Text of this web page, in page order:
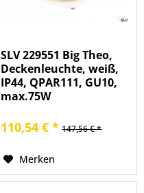
SLV 229551 Big Theo,
Deckenleuchte, weiß,
IP44, QPAR111, GU10,
max.75W
110,54 € * 147,56 € *
Merken